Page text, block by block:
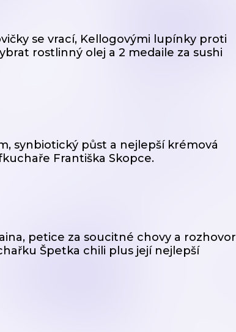
se vrací, Kellogovými lupínky proti
rostlinný olej a 2 medaile za sushi
synbiotický půst a nejlepší krémová
Františka Skopce.
petice za soucitné chovy a rozhovor
Špetka chili plus její nejlepší